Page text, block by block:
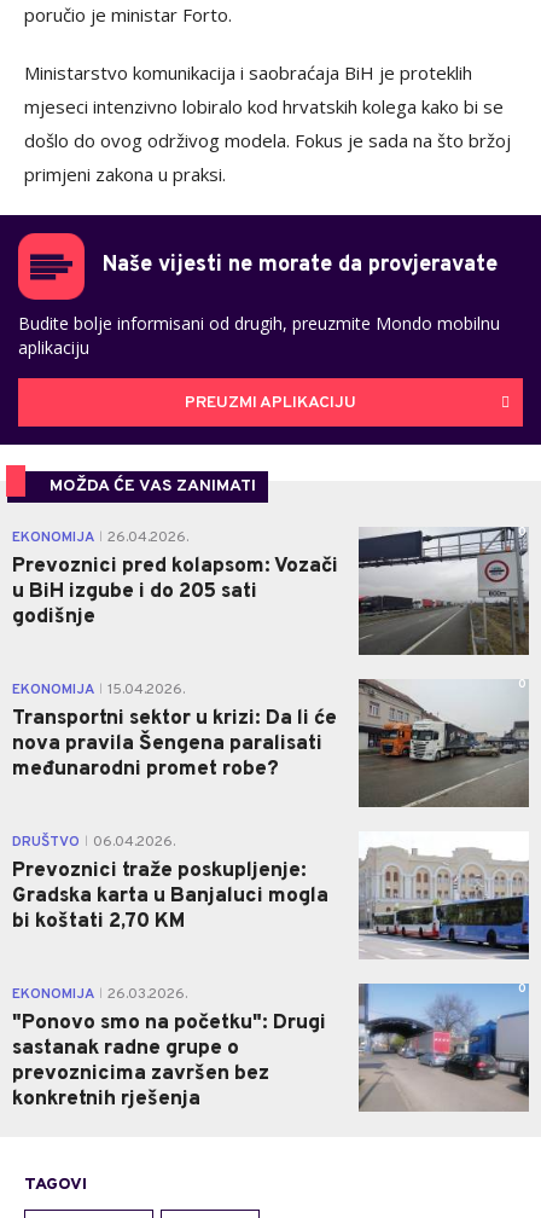
poručio je ministar Forto.
Ministarstvo komunikacija i saobraćaja BiH je proteklih
mjeseci intenzivno lobiralo kod hrvatskih kolega kako bi se
došlo do ovog održivog modela. Fokus je sada na što bržoj
primjeni zakona u praksi.
Naše vijesti ne morate da provjeravate
Budite bolje informisani od drugih, preuzmite Mondo mobilnu
aplikaciju
PREUZMI APLIKACIJU
MOŽDA ĆE VAS ZANIMATI
EKONOMIJA 26.04.2026.
Prevoznici pred kolapsom: Vozači
u BiH izgube i do 205 sati
godišnje
0
EKONOMIJA 15.04.2026.
Transportni sektor u krizi: Da li će
nova pravila Šengena paralisati
međunarodni promet robe?
0
DRUŠTVO 06.04.2026.
Prevoznici traže poskupljenje:
Gradska karta u Banjaluci mogla
bi koštati 2,70 KM
EKONOMIJA 26.03.2026.
"Ponovo smo na početku": Drugi
sastanak radne grupe o
prevoznicima završen bez
konkretnih rješenja
0
TAGOVI